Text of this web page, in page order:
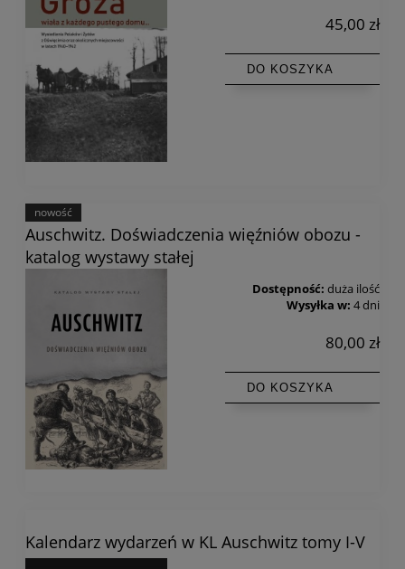
45,00 zł
DO KOSZYKA
Auschwitz. Doświadczenia więźniów obozu -
katalog wystawy stałej
Dostępność: duża ilość
Wysyłka w: 4 dni
80,00 zł
DO KOSZYKA
nowość
Kalendarz wydarzeń w KL Auschwitz tomy I-V